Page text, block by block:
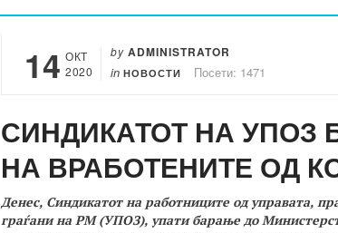
14 ОКТ
2020
by ADMINISTRATOR
in НОВОСТИ Посети: 1471
СИНДИКАТОТ НА УПОЗ
НА ВРАБОТЕНИТЕ ОД
Денес, Синдикатот на работниците од управата,
граѓани на РМ (УПОЗ), упати барање до